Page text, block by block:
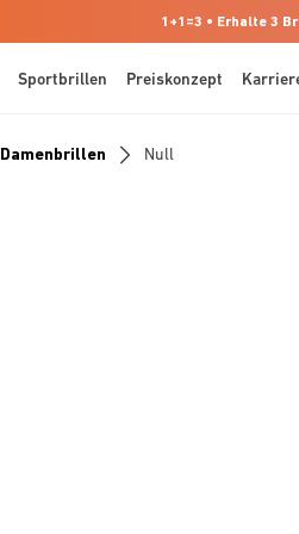
1+1=3 • Erhalte 3
Sportbrillen Preiskonzept
Damenbrillen Null